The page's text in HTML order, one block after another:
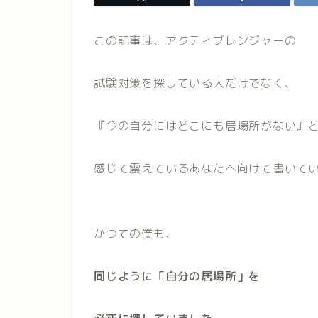
この記事は、アクティブレンジャーの
試験対策を探している人だけでなく、
『今の自分にはどこにも居場所がない』と
感じて震えているあなたへ向けて書いてい
かつての僕も、
同じように「自分の居場所」を